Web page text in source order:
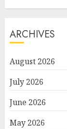
ARCHIVES
August 2026
July 2026
June 2026
May 2026